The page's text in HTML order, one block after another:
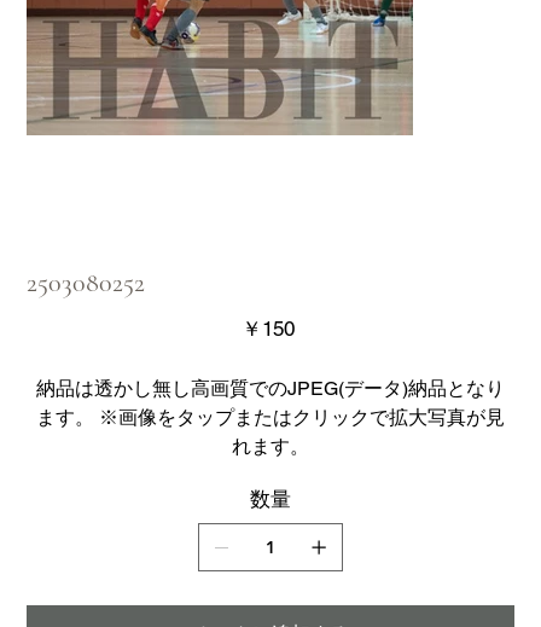
2503080252
価
格
￥150
納品は透かし無し高画質でのJPEG(データ)納品となり
ます。 ※画像をタップまたはクリックで拡大写真が見
れます。
数量